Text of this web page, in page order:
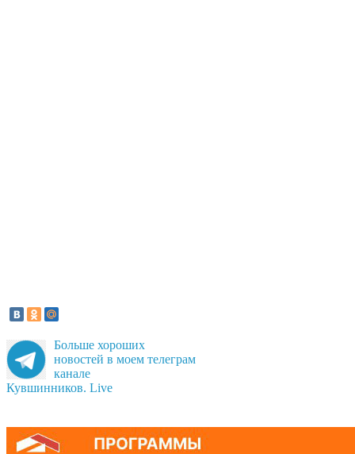
Больше хороших
новостей в моем телеграм
канале
Кувшинников. Live